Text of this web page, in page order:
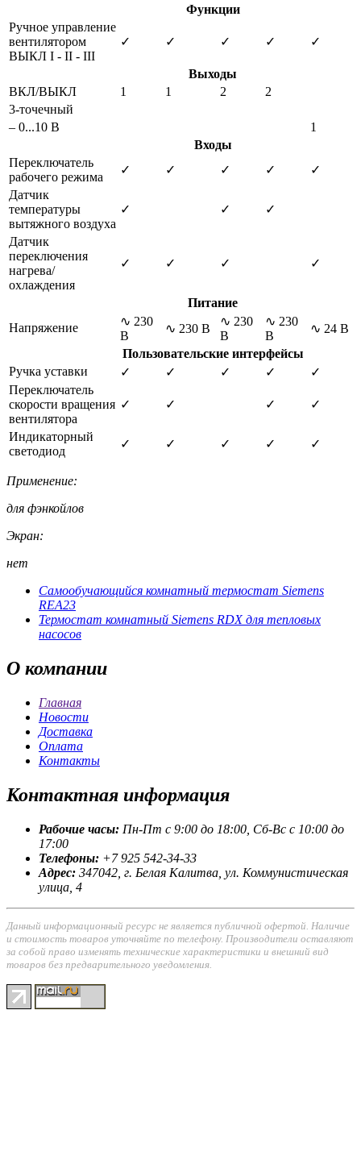
Функции
Ручное управление
вентилятором
ВЫКЛ I - II - III
✓ ✓ ✓ ✓ ✓
Выходы
ВКЛ/ВЫКЛ
1 1 2
2
3-точечный
– 0...10 В
1
Входы
Переключатель
рабочего режима
✓ ✓ ✓ ✓
✓
Датчик
температуры
вытяжного воздуха
✓ ✓ ✓
Датчик
переключения
нагрева/
охлаждения
✓ ✓ ✓ ✓
Питание
Напряжение
∿ 230
В
∿ 230 В
∿ 230
В
∿ 230
В
∿ 24 В
Пользовательские интерфейсы
Ручка уставки
✓ ✓ ✓ ✓
✓
Переключатель
скорости вращения
вентилятора
✓ ✓ ✓ ✓
Индикаторный
светодиод
✓ ✓ ✓ ✓ ✓
Применение:
для фэнкойлов
Экран:
нет
Самообучающийся комнатный термостат Siemens
REA23
Термостат комнатный Siemens RDX для тепловых
насосов
О компании
Главная
Новости
Доставка
Оплата
Контакты
Контактная информация
Рабочие часы: Пн-Пт с 9:00 до 18:00, Сб-Вс с 10:00 до
17:00
Телефоны: +7 925 542-34-33
Адрес: 347042, г. Белая Калитва, ул. Коммунистическая
улица, 4
Данный информационный ресурс не является публичной офертой. Наличие
и стоимость товаров уточняйте по телефону. Производители оставляют
за собой право изменять технические характеристики и внешний вид
товаров без предварительного уведомления.